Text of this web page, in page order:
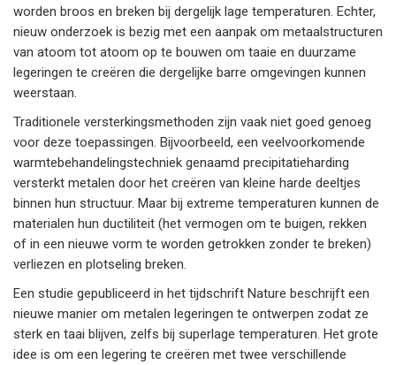
worden broos en breken bij dergelijk lage temperaturen. Echter,
nieuw onderzoek is bezig met een aanpak om metaalstructuren
van atoom tot atoom op te bouwen om taaie en duurzame
legeringen te creëren die dergelijke barre omgevingen kunnen
weerstaan.
Traditionele versterkingsmethoden zijn vaak niet goed genoeg
voor deze toepassingen. Bijvoorbeeld, een veelvoorkomende
warmtebehandelingstechniek genaamd precipitatieharding
versterkt metalen door het creëren van kleine harde deeltjes
binnen hun structuur. Maar bij extreme temperaturen kunnen de
materialen hun ductiliteit (het vermogen om te buigen, rekken
of in een nieuwe vorm te worden getrokken zonder te breken)
verliezen en plotseling breken.
Een studie gepubliceerd in het tijdschrift Nature beschrijft een
nieuwe manier om metalen legeringen te ontwerpen zodat ze
sterk en taai blijven, zelfs bij superlage temperaturen. Het grote
idee is om een legering te creëren met twee verschillende